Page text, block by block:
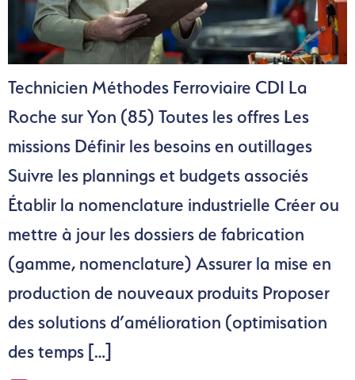
Technicien Méthodes Ferroviaire CDI La
Roche sur Yon (85) Toutes les offres Les
missions Définir les besoins en outillages
Suivre les plannings et budgets associés
Établir la nomenclature industrielle Créer ou
mettre à jour les dossiers de fabrication
(gamme, nomenclature) Assurer la mise en
production de nouveaux produits Proposer
des solutions d’amélioration (optimisation
des temps […]